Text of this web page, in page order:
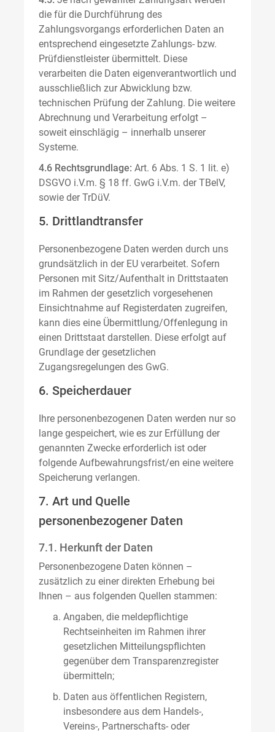
die für die Durchführung des
Zahlungsvorgangs erforderlichen Daten an
entsprechend eingesetzte Zahlungs- bzw.
Prüfdienstleister übermittelt. Diese
verarbeiten die Daten eigenverantwortlich und
ausschließlich zur Abwicklung bzw.
technischen Prüfung der Zahlung. Die weitere
Abrechnung und Verarbeitung erfolgt –
soweit einschlägig – innerhalb unserer
Systeme.
4.6 Rechtsgrundlage: Art. 6 Abs. 1 S. 1 lit. e)
DSGVO i.V.m. § 18 ff. GwG i.V.m. der TBelV,
sowie der TrDüV.
5. Drittlandtransfer
Personenbezogene Daten werden durch uns
grundsätzlich in der EU verarbeitet. Sofern
Personen mit Sitz/Aufenthalt in Drittstaaten
im Rahmen der gesetzlich vorgesehenen
Einsichtnahme auf Registerdaten zugreifen,
kann dies eine Übermittlung/Offenlegung in
einen Drittstaat darstellen. Diese erfolgt auf
Grundlage der gesetzlichen
Zugangsregelungen des GwG.
6. Speicherdauer
Ihre personenbezogenen Daten werden nur so
lange gespeichert, wie es zur Erfüllung der
genannten Zwecke erforderlich ist oder
folgende Aufbewahrungsfrist/en eine weitere
Speicherung verlangen.
7. Art und Quelle
personenbezogener Daten
7.1. Herkunft der Daten
Personenbezogene Daten können –
zusätzlich zu einer direkten Erhebung bei
Ihnen – aus folgenden Quellen stammen:
Angaben, die meldepflichtige
Rechtseinheiten im Rahmen ihrer
gesetzlichen Mitteilungspflichten
gegenüber dem Transparenzregister
übermitteln;
Daten aus öffentlichen Registern,
insbesondere aus dem Handels-,
Vereins-, Partnerschafts- oder